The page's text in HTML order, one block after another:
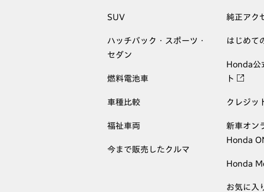
SUV
ハッチバック・スポーツ・
セダン
燃料電池車
車種比較
福祉車両
今まで販売したクルマ
純正アク
はじめて
Honda公
ト
クレジッ
新車オン
Honda
Honda
お気に入